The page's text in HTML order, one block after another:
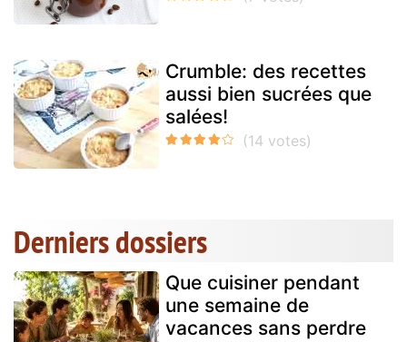
Crumble: des recettes
aussi bien sucrées que
salées!
Derniers dossiers
Que cuisiner pendant
une semaine de
vacances sans perdre